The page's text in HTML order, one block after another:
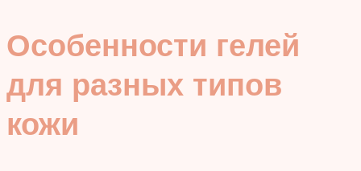
Особенности гелей
для разных типов
кожи